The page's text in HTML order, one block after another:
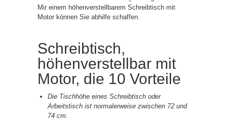
Mir einem höhenverstellbarem Schreibtisch mit
Motor können Sie abhilfe schaffen.
Schreibtisch,
höhenverstellbar mit
Motor, die 10 Vorteile
Die Tischhöhe eines Schreibtisch oder
Arbeitstisch ist normalerweise zwischen 72 und
74 cm.